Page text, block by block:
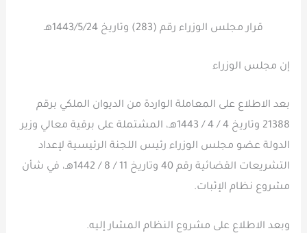
قرار مجلس الوزراء رقم (283) وتاريخ 1443/5/24هـ
إن مجلس الوزراء
بعد الاطلاع على المعاملة الواردة من الديوان الملكي برقم
21388 وتاريخ 4 / 4 / 1443هـ، المشتملة على برقية معالي وزير
الدولة عضو مجلس الوزراء رئيس اللجنة الرئيسية لإعداد
التشريعات القضائية رقم 40 وتاريخ 11 / 8 / 1442هـ، في شأن
مشروع نظام الإثبات.
وبعد الاطلاع على مشروع النظام المشار إليه.